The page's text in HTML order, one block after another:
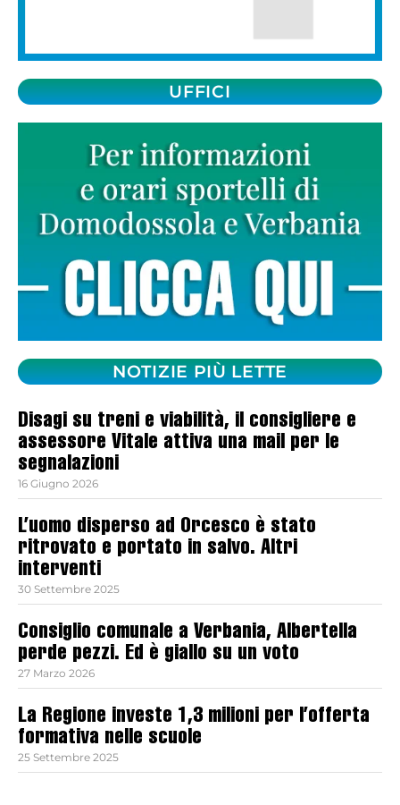
UFFICI
NOTIZIE PIÙ LETTE
Disagi su treni e viabilità, il consigliere e
assessore Vitale attiva una mail per le
segnalazioni
16 Giugno 2026
L’uomo disperso ad Orcesco è stato
ritrovato e portato in salvo. Altri
interventi
30 Settembre 2025
Consiglio comunale a Verbania, Albertella
perde pezzi. Ed è giallo su un voto
27 Marzo 2026
La Regione investe 1,3 milioni per l’offerta
formativa nelle scuole
25 Settembre 2025